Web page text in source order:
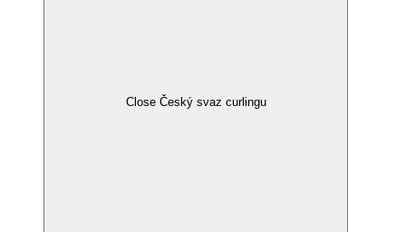
Close Český svaz curlingu